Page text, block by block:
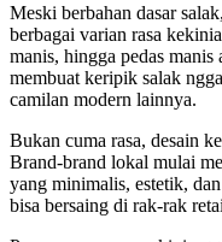
Meski berbahan dasar
berbagai varian rasa
manis, hingga pedas
membuat keripik salak
camilan modern lainnya.
Bukan cuma rasa, desain
Brand-brand lokal mulai
yang minimalis, estetik,
bisa bersaing di rak-rak